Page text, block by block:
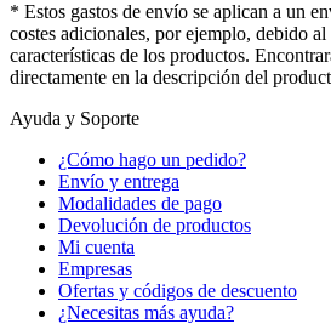
* Estos gastos de envío se aplican a un
costes adicionales, por ejemplo, debido al
características de los productos.
directamente en la descripción del
Ayuda y Soporte
¿Cómo hago un pedido?
Envío y entrega
Modalidades de pago
Devolución de productos
Mi cuenta
Empresas
Ofertas y códigos de descuento
¿Necesitas más ayuda?